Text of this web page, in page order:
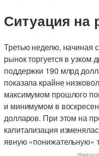
Ситуация на
Третью неделю, начиная
рынок торгуется в узком
поддержки 190 млрд
показала крайне
максимумом прошлого
и минимумом в
долларов. При этом на
капитализация
явную «понижательную»